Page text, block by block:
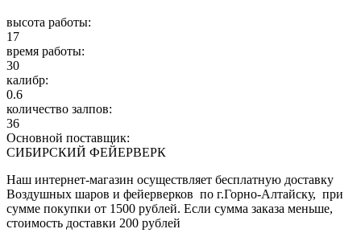
высота работы:
17
время работы:
30
калибр:
0.6
количество залпов:
36
Основной поставщик:
СИБИРСКИЙ ФЕЙЕРВЕРК
Наш интернет-магазин осуществляет бесплатную доставку
Воздушных шаров и фейерверков по г.Горно-Алтайску, при
сумме покупки от 1500 рублей. Если сумма заказа меньше,
стоимость доставки 200 рублей